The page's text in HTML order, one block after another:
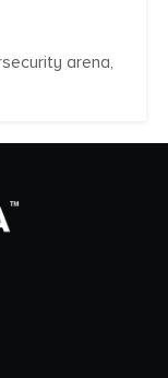
arena,